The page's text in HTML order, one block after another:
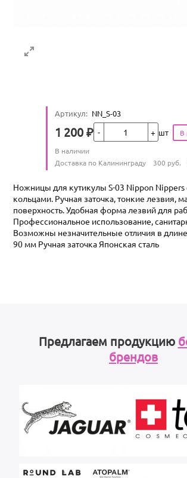
Артикул: NN_S-03
Цена
1 200 ₽Кол-во шт
Количество
В наличии
Условия доставки
Доставка по Калининграду 300 руб.
Ножницы для кутикулы S-03 Nippon
кольцами. Ручная заточка, тонкие лезвия,
поверхность. Удобная форма лезвий для
Профессиональное использование,
Возможны незначительные отличия в
90 мм Ручная заточка Японская сталь
Предлагаем продукцию
брендов